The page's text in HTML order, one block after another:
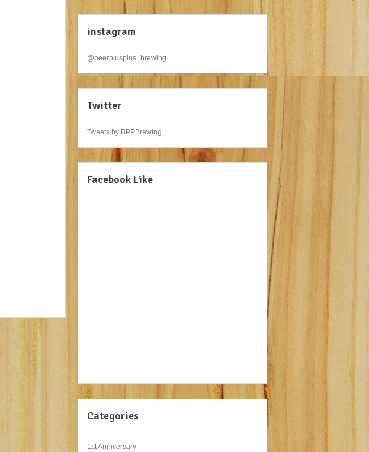
instagram
@beerplusplus_brewing
Twitter
Tweets by BPPBrewing
Facebook Like
Categories
1st Anniversary